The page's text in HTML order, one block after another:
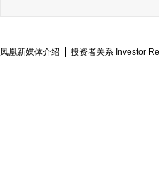
凤凰新媒体介绍 投资者关系 Investor